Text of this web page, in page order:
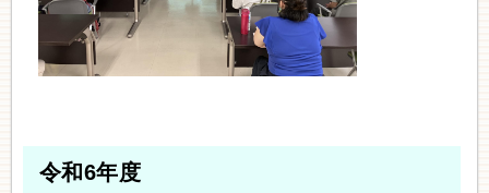
令和6年度